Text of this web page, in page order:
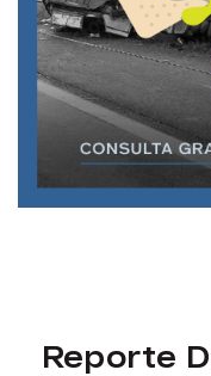
Reporte